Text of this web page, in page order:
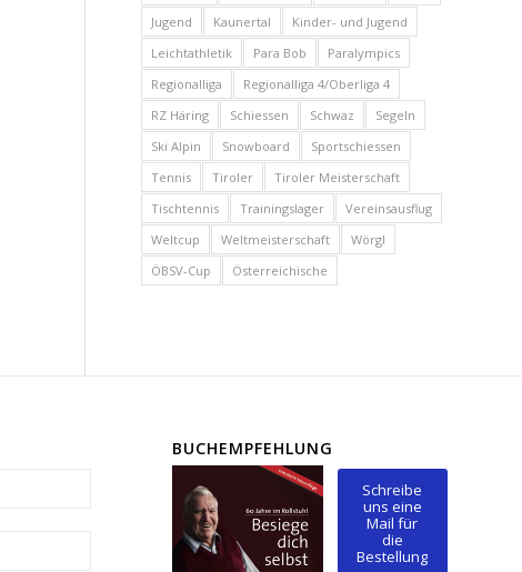
Jugend
Kaunertal
Kinder- und Jugend
Leichtathletik
Para Bob
Paralympics
Regionalliga
Regionalliga 4/Oberliga 4
RZ Häring
Schiessen Schwaz
Segeln
Ski Alpin
Snowboard
Sportschiessen
Tennis
Tiroler
Tiroler Meisterschaft
Tischtennis
Trainingslager
Vereinsausflug
Weltcup
Weltmeisterschaft
Wörgl
ÖBSV-Cup
Österreichische
BUCHEMPFEHLUNG
Schreibe
uns eine
Mail für
die
Bestellung